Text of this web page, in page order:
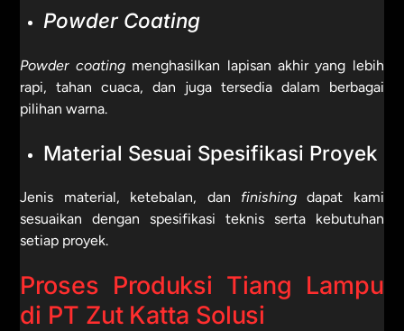
Powder Coating
Powder coatingmenghasilkan lapisan akhir yang lebih
rapi, tahan cuaca, dan juga tersedia dalam berbagai
pilihan warna.
Material Sesuai Spesifikasi Proyek
Jenis material, ketebalan, dan finishingdapat kami
sesuaikan dengan spesifikasi teknis serta kebutuhan
setiap proyek.
Proses Produksi Tiang Lampu
di PT Zut Katta Solusi